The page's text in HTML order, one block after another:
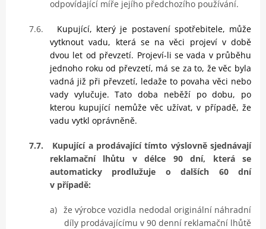
odpovídající míře jejího předchozího používání.
7.6.
Kupující, který je postavení spotřebitele, může
vytknout vadu, která se na věci projeví v době
dvou let od převzetí. Projeví-li se vada v průběhu
jednoho roku od převzetí, má se za to, že věc byla
vadná již při převzetí, ledaže to povaha věci nebo
vady vylučuje. Tato doba neběží po dobu, po
kterou kupující nemůže věc užívat, v případě, že
vadu vytkl oprávněně.
7.7.
Kupující a prodávající tímto výslovně sjednávají
reklamační lhůtu v délce 90 dní, která se
automaticky prodlužuje o dalších 60 dní
v případě:
a) že výrobce vozidla nedodal originální náhradní
díly prodávajícímu v 90 denní reklamační lhůtě